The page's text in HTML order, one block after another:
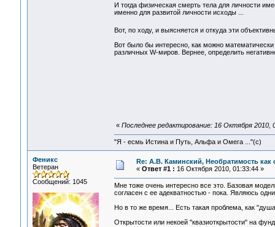
И тогда физическая смерть тела для личности
именно для развитой личности исходы ...
Вот, по ходу, и выясняется и откуда эти
Вот было бы интересно, как можно
различных W-миров. Вернее, определить
« Последнее редактирование: 16 Октября 2010,
"Я - есмь Истина и Путь, Альфа и Омега ..."(с)
Феникс
Ветеран
Сообщений: 1045
Re: А.В. Каминский, Необратимость как
« Ответ #1 : 16 Октября 2010, 01:33:44 »
Мне тоже очень интересно все это. Базовая
согласен с ее адекватностью - пока. Являюсь
Но в то же время... Есть такая проблема, как
Открытости или некоей "квазиоткрытости" на